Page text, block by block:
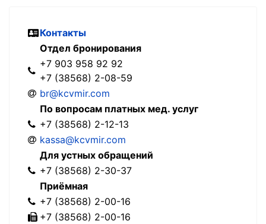
Контакты
Отдел бронирования
+7 903 958 92 92
+7 (38568) 2-08-59
br@kcvmir.com
По вопросам платных мед. услуг
+7 (38568) 2-12-13
kassa@kcvmir.com
Для устных обращений
+7 (38568) 2-30-37
Приёмная
+7 (38568) 2-00-16
+7 (38568) 2-00-16